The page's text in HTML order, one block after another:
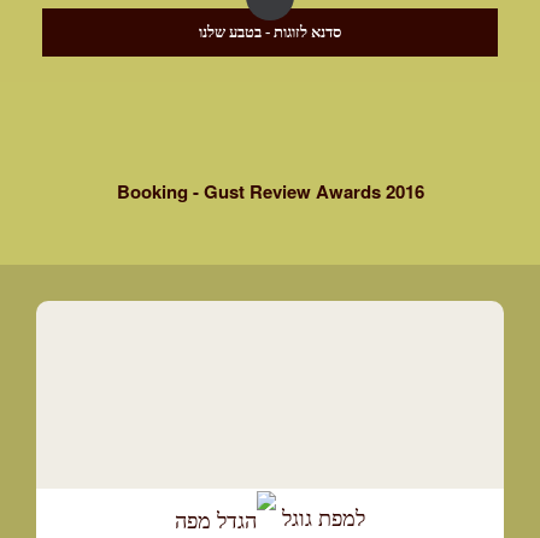
סדנא לזוגות - בטבע שלנו
Booking - Gust Review Awards 2016
למפת גוגל